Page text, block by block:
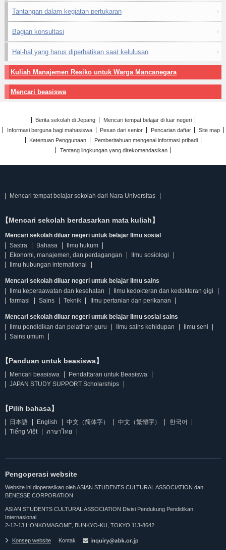
Tantangan dalam kegiatan pertukaran
Bagian konsultasi
Hal-hal yang harus diperhatikan saat kelulusan
Kuliah Manajemen Resiko untuk Warga Mancanegara
Mencari beasiswa
Berita sekolah di Jepang
Mencari tempat belajar di luar negeri
Informasi berguna bagi mahasiswa
Pesan dari senior Pencarian daftar
Site map
Ketentuan Penggunaan
Pemberitahuan mengenai informasi pribadi
Tentang lingkungan yang direkomendasikan
Mencari tempat belajar sekolah dari Nara Universitas
【Mencari sekolah berdasarkan mata kuliah】
Mencari sekolah diluar negeri untuk belajar Ilmu sosial
Sastra
Bahasa
Ilmu hukum
Ekonomi, manajemen, dan perdagangan
Ilmu sosiologi
Ilmu hubungan international
Mencari sekolah diluar negeri untuk belajar Ilmu sains
Ilmu keperaawatan dan kesehatan
Ilmu kedokteran dan kedokteran gigi
farmasi
Sains Teknik Ilmu pertanian dan perikanan
Mencari sekolah diluar negeri untuk belajar Ilmu sosial sains
Ilmu pendidikan dan pelatihan guru
Ilmu sains kehidupan
Ilmu seni
Sains umum
【Panduan untuk beasiswa】
Mencari beasiswa
Pendaftaran untuk Beasiswa
JAPAN STUDY SUPPORT Scholarships
【Pilih bahasa】
日本語 English 中文（简体字） 中文（繁體字）
한국어
Tiếng Việt
ภาษาไทย
Pengoperasi website
Website ini dioperasikan oleh ASIAN STUDENTS CULTURAL ASSOCIATION dan
BENESSE CORPORATION
ASIAN STUDENTS CULTURAL ASSOCIATION Divisi Pendukung Pendidikan
Internasional
2-12-13 HONKOMAGOME, BUNKYO-KU, TOKYO 113-8642
Konsep website Kontak